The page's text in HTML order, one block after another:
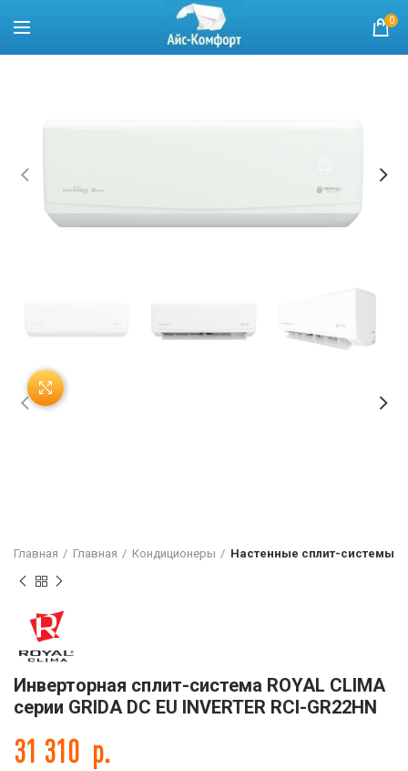
0
Главная Главная Кондиционеры Настенные сплит-системы
Инверторная сплит-система ROYAL CLIMA
серии GRIDA DC EU INVERTER RCI-GR22HN
31 310 р.